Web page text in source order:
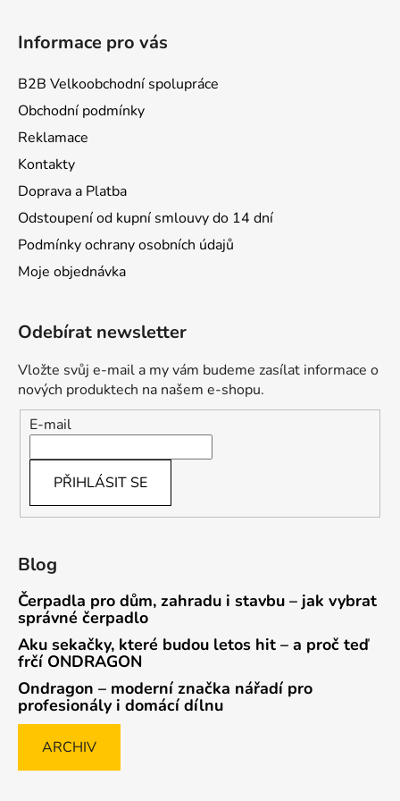
Informace pro vás
B2B Velkoobchodní spolupráce
Obchodní podmínky
Reklamace
Kontakty
Doprava a Platba
Odstoupení od kupní smlouvy do 14 dní
Podmínky ochrany osobních údajů
Moje objednávka
Odebírat newsletter
Vložte svůj e-mail a my vám budeme zasílat informace o
nových produktech na našem e-shopu.
E-mail
PŘIHLÁSIT SE
Blog
Čerpadla pro dům, zahradu i stavbu – jak vybrat
správné čerpadlo
Aku sekačky, které budou letos hit – a proč teď
frčí ONDRAGON
Ondragon – moderní značka nářadí pro
profesionály i domácí dílnu
ARCHIV